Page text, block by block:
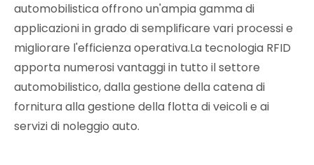
automobilistica offrono un'ampia gamma di
applicazioni in grado di semplificare vari processi e
migliorare l'efficienza operativa.La tecnologia RFID
apporta numerosi vantaggi in tutto il settore
automobilistico, dalla gestione della catena di
fornitura alla gestione della flotta di veicoli e ai
servizi di noleggio auto.